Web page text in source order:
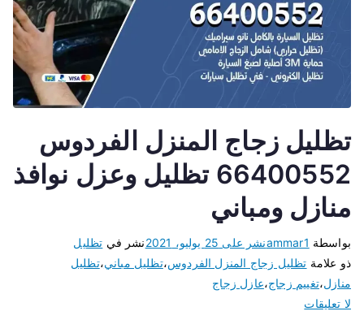
تظليل زجاج المنزل الفردوس
66400552 تظليل وعزل نوافذ
منازل ومباني
بواسطة ammar1نشر على 25 يوليو، 2021 نشر في تظليل
ذو علامة تظليل زجاج المنزل الفردوس،تظليل مباني،تظليل
منازل،تغييم زجاج،عازل زجاج
لا تعليقات